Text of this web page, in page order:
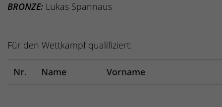
BRONZE: Lukas Spannaus
Für den Wettkampf qualifiziert:
Nr. Name Vorname